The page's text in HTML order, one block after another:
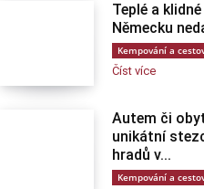
Teplé a
Německu
Kempování a
Číst více
Autem či
unikátní
hradů v...
Kempování a